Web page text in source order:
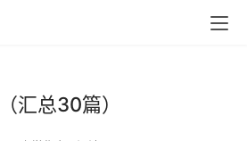
汇总30篇）